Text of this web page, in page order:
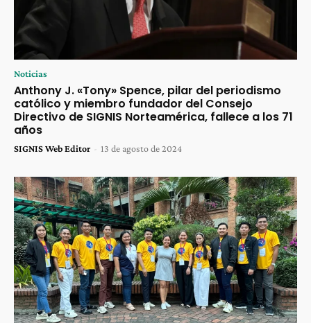
Noticias
Anthony J. «Tony» Spence, pilar del periodismo
católico y miembro fundador del Consejo
Directivo de SIGNIS Norteamérica, fallece a los 71
años
SIGNIS Web Editor - 13 de agosto de 2024